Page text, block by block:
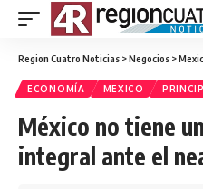
Region Cuatro Noticias >Negocios >
ECONOMÍA MEXICO
México no tiene
integral ante el